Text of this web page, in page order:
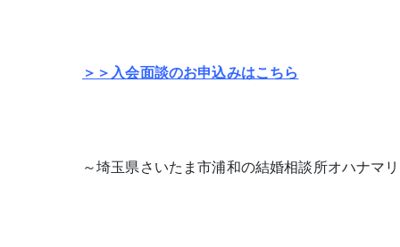
＞＞入会面談のお申込みはこちら
～埼玉県さいたま市浦和の結婚相談所オハナマ